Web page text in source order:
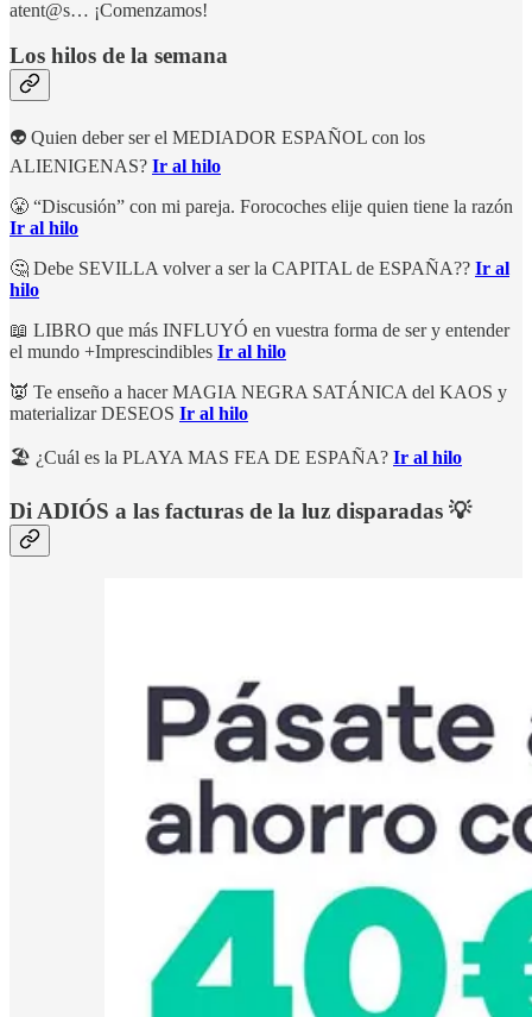
atent@s… ¡Comenzamos!
Los hilos de la semana
👽 Quien deber ser el MEDIADOR ESPAÑOL con los
ALIENIGENAS? Ir al hilo
😤 “Discusión” con mi pareja. Forocoches elije quien tiene la razón
Ir al hilo
🤔 Debe SEVILLA volver a ser la CAPITAL de ESPAÑA?? Ir al
hilo
📖 LIBRO que más INFLUYÓ en vuestra forma de ser y entender
el mundo +Imprescindibles Ir al hilo
👿 Te enseño a hacer MAGIA NEGRA SATÁNICA del KAOS y
materializar DESEOS Ir al hilo
🏖 ¿Cuál es la PLAYA MAS FEA DE ESPAÑA? Ir al hilo
Di ADIÓS a las facturas de la luz disparadas 💡